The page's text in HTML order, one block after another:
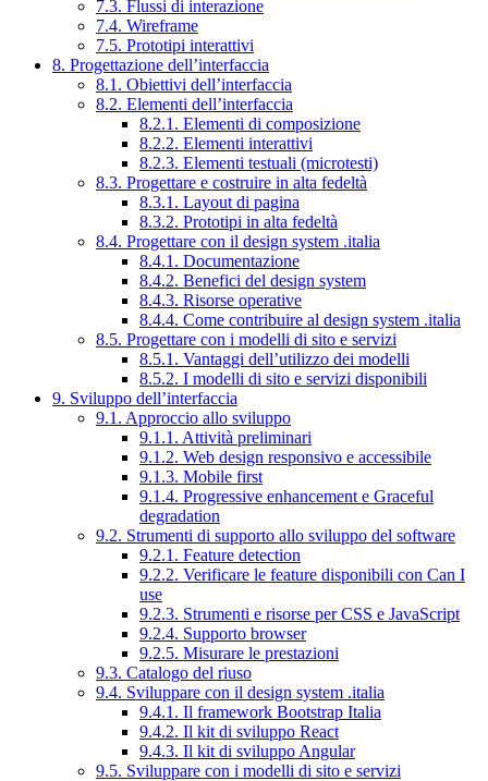
7.3. Flussi di interazione
7.4. Wireframe
7.5. Prototipi interattivi
8. Progettazione dell’interfaccia
8.1. Obiettivi dell’interfaccia
8.2. Elementi dell’interfaccia
8.2.1. Elementi di composizione
8.2.2. Elementi interattivi
8.2.3. Elementi testuali (microtesti)
8.3. Progettare e costruire in alta fedeltà
8.3.1. Layout di pagina
8.3.2. Prototipi in alta fedeltà
8.4. Progettare con il design system .italia
8.4.1. Documentazione
8.4.2. Benefici del design system
8.4.3. Risorse operative
8.4.4. Come contribuire al design system .italia
8.5. Progettare con i modelli di sito e servizi
8.5.1. Vantaggi dell’utilizzo dei modelli
8.5.2. I modelli di sito e servizi disponibili
9. Sviluppo dell’interfaccia
9.1. Approccio allo sviluppo
9.1.1. Attività preliminari
9.1.2. Web design responsivo e accessibile
9.1.3. Mobile first
9.1.4. Progressive enhancement e Graceful
degradation
9.2. Strumenti di supporto allo sviluppo del software
9.2.1. Feature detection
9.2.2. Verificare le feature disponibili con Can I
use
9.2.3. Strumenti e risorse per CSS e JavaScript
9.2.4. Supporto browser
9.2.5. Misurare le prestazioni
9.3. Catalogo del riuso
9.4. Sviluppare con il design system .italia
9.4.1. Il framework Bootstrap Italia
9.4.2. Il kit di sviluppo React
9.4.3. Il kit di sviluppo Angular
9.5. Sviluppare con i modelli di sito e servizi